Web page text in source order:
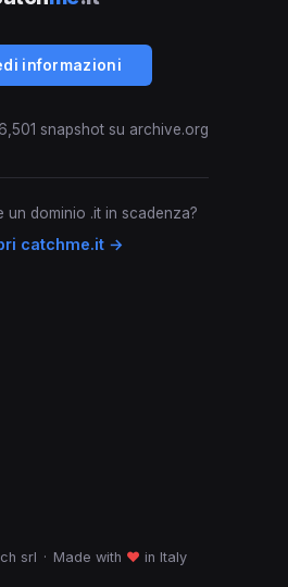
informazioni
snapshot su archive.org
un dominio .it in scadenza?
catchme.it →
srl · Made with ♥ in Italy